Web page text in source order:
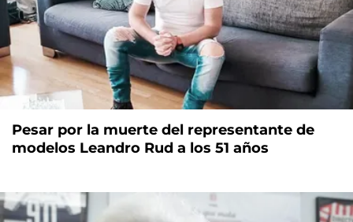
Pesar por la muerte del representante de
modelos Leandro Rud a los 51 años